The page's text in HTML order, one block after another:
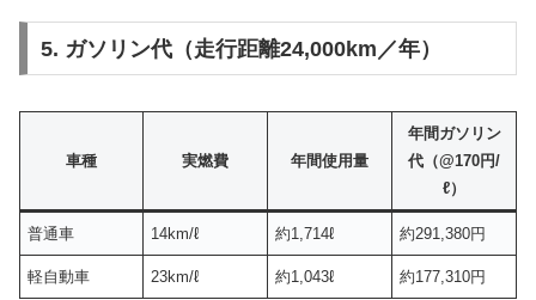
5. ガソリン代（走行距離24,000km／年）
車種 実燃費 年間使用量
年間ガソリン
代（@170円/
ℓ）
普通車 14km/ℓ 約1,714ℓ 約291,380円
軽自動車 23km/ℓ 約1,043ℓ 約177,310円